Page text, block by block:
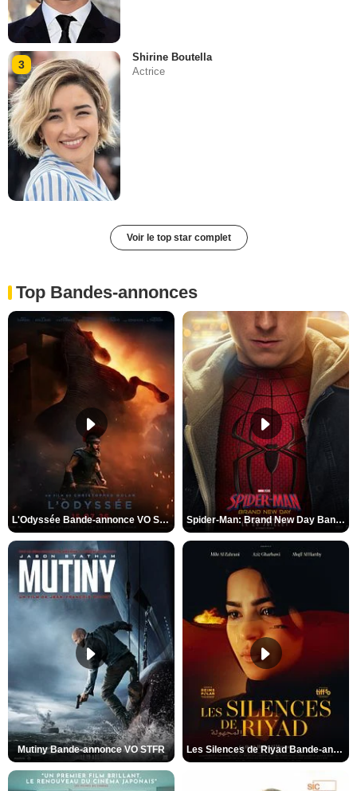
3
Shirine Boutella
Actrice
Voir le top star complet
Top Bandes-annonces
L'Odyssée Bande-annonce VO STFR Spider-Man: Brand New Day Bande-annonce VO STFR
Mutiny Bande-annonce VO STFR Les Silences de Riyad Bande-annonce VO STFR